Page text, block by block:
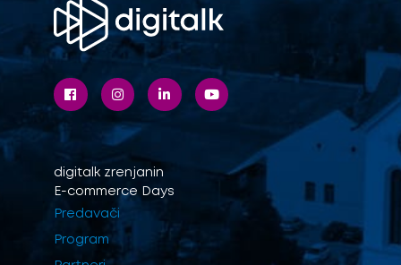
digitalk zrenjanin
E-commerce Days
Predavači
Program